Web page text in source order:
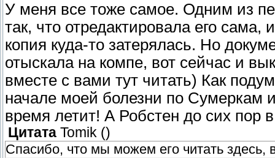
У меня все тоже самое. Одним из
так, что отредактировала его
копия куда-то затерялась. Но
отыскала на компе, вот сейчас и
вместе с вами тут читать) Как
начале моей болезни по Сумеркам
время летит! А Робстен до сих пор
Цитата Tomik ()
Спасибо, что мы можем его читать здесь,